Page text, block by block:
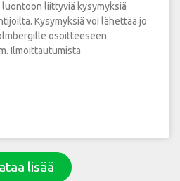
liittyviä kysymyksiä
Kysymyksiä voi lähettää jo
osoitteeseen
Ilmoittautumista
lisää